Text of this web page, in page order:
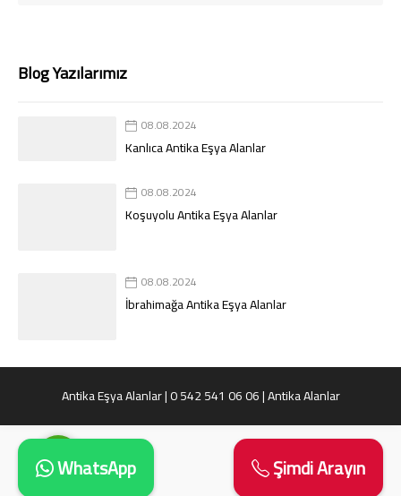
Blog Yazılarımız
08.08.2024
Kanlıca Antika Eşya Alanlar
08.08.2024
Koşuyolu Antika Eşya Alanlar
08.08.2024
İbrahimağa Antika Eşya Alanlar
Antika Eşya Alanlar | 0 542 541 06 06 | Antika Alanlar
Şimdi Arayın
WhatsApp